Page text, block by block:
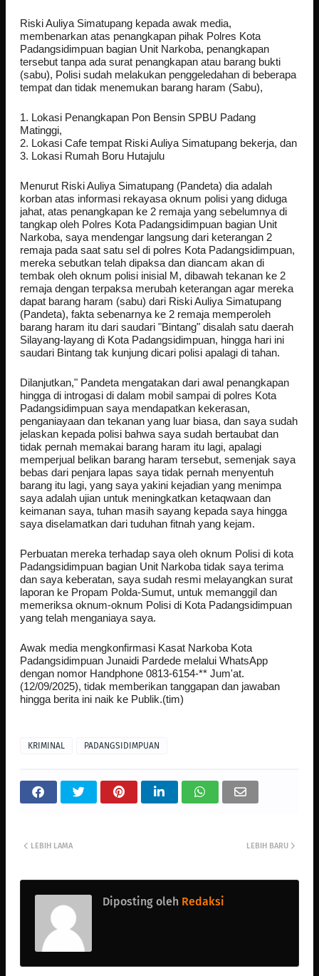
Riski Auliya Simatupang kepada awak media,
membenarkan atas penangkapan pihak Polres Kota
Padangsidimpuan bagian Unit Narkoba, penangkapan
tersebut tanpa ada surat penangkapan atau barang bukti
(sabu), Polisi sudah melakukan penggeledahan di beberapa
tempat dan tidak menemukan barang haram (Sabu),
1. Lokasi Penangkapan Pon Bensin SPBU Padang
Matinggi,
2. Lokasi Cafe tempat Riski Auliya Simatupang bekerja, dan
3. Lokasi Rumah Boru Hutajulu
Menurut Riski Auliya Simatupang (Pandeta) dia adalah
korban atas informasi rekayasa oknum polisi yang diduga
jahat, atas penangkapan ke 2 remaja yang sebelumnya di
tangkap oleh Polres Kota Padangsidimpuan bagian Unit
Narkoba, saya mendengar langsung dari keterangan 2
remaja pada saat satu sel di polres Kota Padangsidimpuan,
mereka sebutkan telah dipaksa dan diancam akan di
tembak oleh oknum polisi inisial M, dibawah tekanan ke 2
remaja dengan terpaksa merubah keterangan agar mereka
dapat barang haram (sabu) dari Riski Auliya Simatupang
(Pandeta), fakta sebenarnya ke 2 remaja memperoleh
barang haram itu dari saudari "Bintang" disalah satu daerah
Silayang-layang di Kota Padangsidimpuan, hingga hari ini
saudari Bintang tak kunjung dicari polisi apalagi di tahan.
Dilanjutkan," Pandeta mengatakan dari awal penangkapan
hingga di introgasi di dalam mobil sampai di polres Kota
Padangsidimpuan saya mendapatkan kekerasan,
penganiayaan dan tekanan yang luar biasa, dan saya sudah
jelaskan kepada polisi bahwa saya sudah bertaubat dan
tidak pernah memakai barang haram itu lagi, apalagi
memperjual belikan barang haram tersebut, semenjak saya
bebas dari penjara lapas saya tidak pernah menyentuh
barang itu lagi, yang saya yakini kejadian yang menimpa
saya adalah ujian untuk meningkatkan ketaqwaan dan
keimanan saya, tuhan masih sayang kepada saya hingga
saya diselamatkan dari tuduhan fitnah yang kejam.
Perbuatan mereka terhadap saya oleh oknum Polisi di kota
Padangsidimpuan bagian Unit Narkoba tidak saya terima
dan saya keberatan, saya sudah resmi melayangkan surat
laporan ke Propam Polda-Sumut, untuk memanggil dan
memeriksa oknum-oknum Polisi di Kota Padangsidimpuan
yang telah menganiaya saya.
Awak media mengkonfirmasi Kasat Narkoba Kota
Padangsidimpuan Junaidi Pardede melalui WhatsApp
dengan nomor Handphone 0813-6154-** Jum'at.
(12/09/2025), tidak memberikan tanggapan dan jawaban
hingga berita ini naik ke Publik.(tim)
KRIMINAL PADANGSIDIMPUAN
LEBIH BARU
LEBIH LAMA
Diposting oleh Redaksi